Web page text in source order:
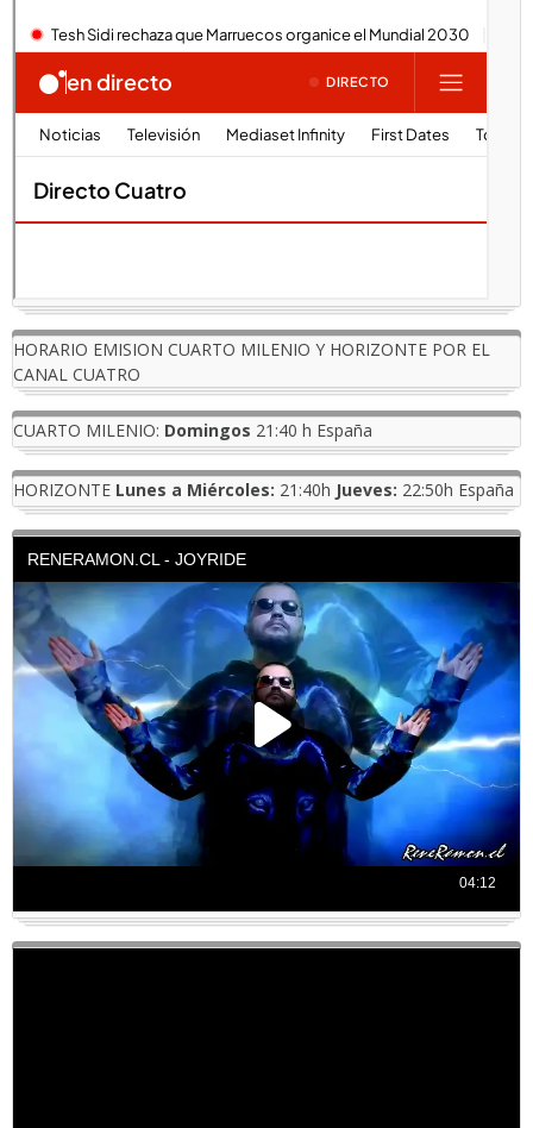
HORARIO EMISION CUARTO MILENIO Y HORIZONTE POR EL
CANAL CUATRO
CUARTO MILENIO: Domingos 21:40 h España
HORIZONTE Lunes a Miércoles: 21:40h Jueves: 22:50h España